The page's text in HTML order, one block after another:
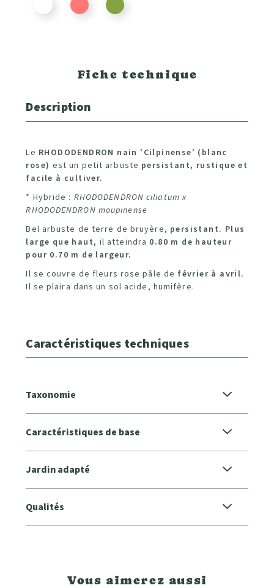
Fiche technique
Description
Le RHODODENDRON nain 'Cilpinense' (blanc
rose) est un petit arbuste persistant, rustique et
facile à cultiver.
* Hybride : RHODODENDRON ciliatum x
RHODODENDRON moupinense
Bel arbuste de terre de bruyère, persistant. Plus
large que haut, il atteindra 0.80 m de hauteur
pour 0.70 m de largeur.
Il se couvre de fleurs rose pâle de février à avril.
Il se plaira dans un sol acide, humifère.
Caractéristiques techniques
Taxonomie
Caractéristiques de base
Jardin adapté
Qualités
Vous aimerez aussi